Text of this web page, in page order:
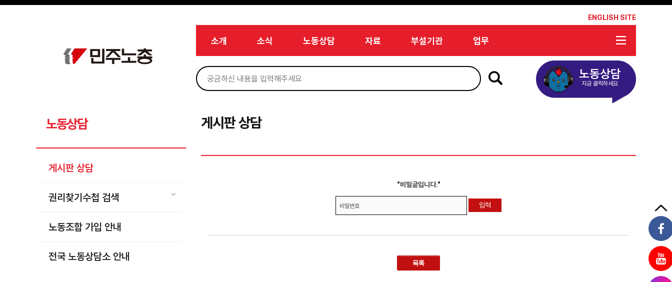
메뉴 건너뛰기
ENGLISH SITE
소개 소식 노동상담 자료 부설기관 업무
노동상담
지금 클릭하세요
노동상담
게시판 상담
권리찾기수첩 검색
노동조합 가입 안내
전국 노동상담소 안내
게시판 상담
"비밀글입니다."
비밀번호
목록
권리찾기수첩 검색
찾아보기
노동조합 가입 안내
Sketchbook5, 스케치북5
Sketchbook5, 스케치북5